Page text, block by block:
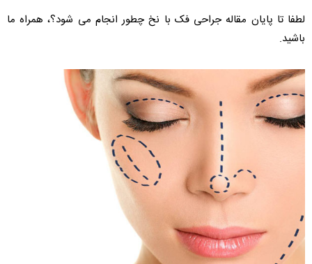
لطفا تا پایان مقاله جراحی فک با نخ چطور انجام می شود؟، همراه ما
باشید.